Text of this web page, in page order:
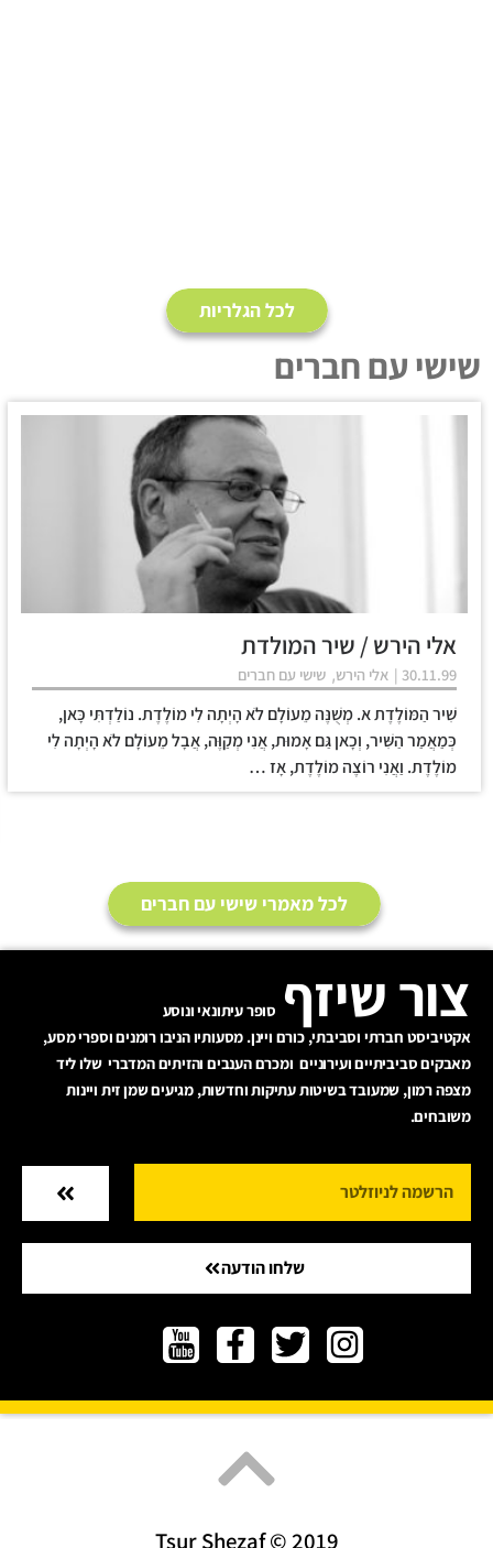
לכל הגלריות
שישי עם חברים
אלי הירש / שיר המולדת
30.11.99 | אלי הירש,שישי עם חברים
שִׁיר הַמּוֹלֶדֶת א. מְשֻׁנֶּה מֵעוֹלָם לֹא הָיְתָה לִי מוֹלֶדֶת. נוֹלַדְתִּי כָּאן,
כְּמַאֲמַר הַשִּׁיר, וְכָאן גַּם אָמוּת, אֲנִי מְקַוֶּה, אֲבָל מֵעוֹלָם לֹא הָיְתָה לִי
מוֹלֶדֶת. וַאֲנִי רוֹצֶה מוֹלֶדֶת, אָז …
לכל מאמרי שישי עם חברים
צור שיזף סופר עיתונאי ונוסע
אקטיביסט חברתי וסביבתי, כורם ויינן. מסעותיו הניבו רומנים וספרי מסע,
מאבקים סביביתיים ועירוניים ומכרם הענבים והזיתים המדברי שלו ליד
מצפה רמון, שמעובד בשיטות עתיקות וחדשות, מגיעים שמן זית ויינות
משובחים.
שלחו הודעה
Tsur Shezaf © 2019